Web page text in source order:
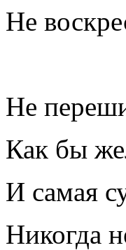
Не
Не
Как бы
И самая
Никогда